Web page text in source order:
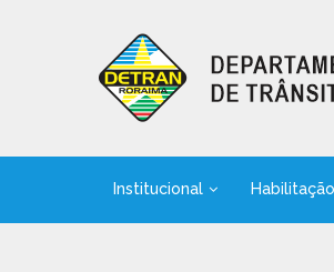
Institucional